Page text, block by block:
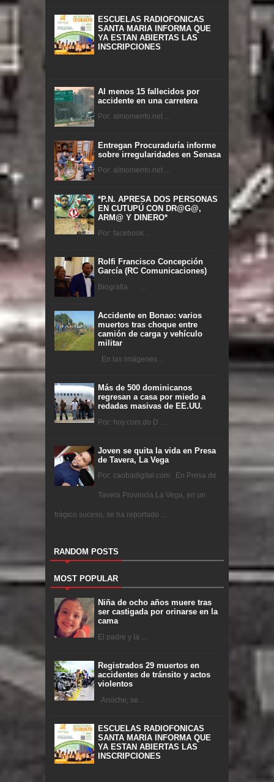
ESCUELAS RADIOFONICAS
SANTA MARIA INFORMA QUE
YA ESTAN ABIERTAS LAS
INSCRIPCIONES
Al menos 15 fallecidos por
accidente en una carretera
Por: almomento.net ...
Entregan Procuraduría informe
sobre irregularidades en Senasa
Por: almomento.net ...
*P.N. APRESA DOS PERSONAS
EN CUTUPÚ CON DR@G@,
ARM@ Y DINERO*
Por: facebook ...
Rolfi Francisco Concepción
García (RC Comunicaciones)
Biografia ...
Accidente en Bonao: varios
muertos tras choque entre
camión de carga y vehículo
militar
En las imágenes ...
Más de 500 dominicanos
regresan a casa por miedo a
redadas masivas de EE.UU.
Por: hoy.com.do D ...
Joven se quita la vida en Presa
de Tavera, La Vega
Por: caobadigital.com En Presa de
Tavera Provincia La Vega, en un
trágico suceso, se ha reportado ...
RANDOM POSTS
MOST POPULAR
Niña de ocho años muere tras
ser castigada por orinarse en la
cama
El padre y la ...
Registrados 29 muertos en
accidentes de tránsito y actos
violentos
Anoche, se ...
ESCUELAS RADIOFONICAS
SANTA MARIA INFORMA QUE
YA ESTAN ABIERTAS LAS
INSCRIPCIONES